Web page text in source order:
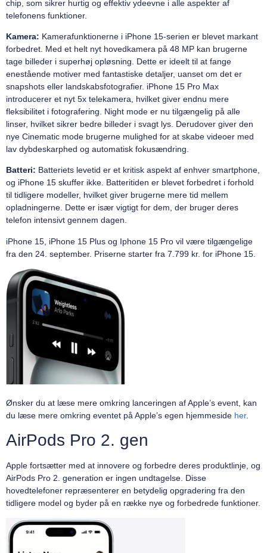
chip, som sikrer hurtig og effektiv ydeevne i alle aspekter af
telefonens funktioner.
Kamera: Kamerafunktionerne i iPhone 15-serien er blevet markant
forbedret. Med et helt nyt hovedkamera på 48 MP kan brugerne
tage billeder i superhøj opløsning. Dette er ideelt til at fange
enestående motiver med fantastiske detaljer, uanset om det er
snapshots eller landskabsfotografier. iPhone 15 Pro Max
introducerer et nyt 5x telekamera, hvilket giver endnu mere
fleksibilitet i fotografering. Night mode er nu tilgængelig på alle
linser, hvilket sikrer bedre billeder i svagt lys. Derudover giver den
nye Cinematic mode brugerne mulighed for at skabe videoer med
lav dybdeskarphed og automatisk fokusændring.
Batteri: Batteriets levetid er et kritisk aspekt af enhver smartphone,
og iPhone 15 skuffer ikke. Batteritiden er blevet forbedret i forhold
til tidligere modeller, hvilket giver brugerne mere tid mellem
opladningerne. Dette er især vigtigt for dem, der bruger deres
telefon intensivt gennem dagen.
iPhone 15, iPhone 15 Plus og Iphone 15 Pro vil være tilgængelige
fra den 24. september. Priserne starter fra 7.799 kr. for iPhone 15.
Ønsker du at læse mere omkring lanceringen af Apple’s event, kan
du læse mere omkring eventet på Apple’s egen hjemmeside her.
AirPods Pro 2. gen
Apple fortsætter med at innovere og forbedre deres produktlinje, og
AirPods Pro 2. generation er ingen undtagelse. Disse
hovedtelefoner repræsenterer en betydelig opgradering fra den
tidligere model og byder på en række nye og forbedrede funktioner.